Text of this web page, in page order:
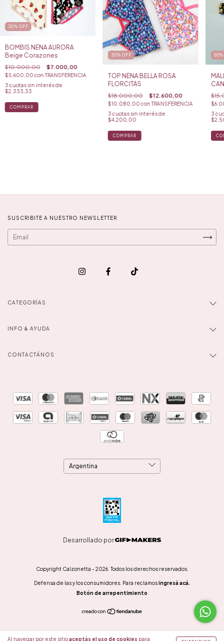
Al navegar por este sitioaceptás el uso de cookies para
30% OFF
BOMBIS NENA AURORA
Beige Corazones
$10.000,00 $7.000,00
$5.600,00con TRANSFERENCIA
3 cuotas sin interés de
$2.333,33
COMPRAR
30% OFF
TOP NENA BELLA ROSA
FLORCITAS
$18.000,00 $12.600,00
$10.080,00con TRANSFERENCIA
3 cuotas sin interés de
$4.200,00
COMPRAR
50
3
SUSCRIBITE A NUESTRO NEWSLETTER
CATEGORÍAS
INFO & AYUDA
CONTACTÁNOS
Desarrollado por
Copyright Calzonetta - 2026. Todos los derechos reservados.
Defensa de las y los consumidores. Para reclamosingresá acá.
Botón de arrepentimiento